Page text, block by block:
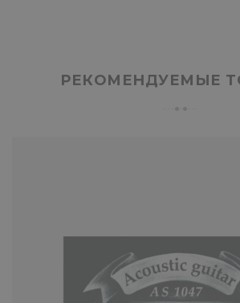
РЕКОМЕНДУЕМЫЕ